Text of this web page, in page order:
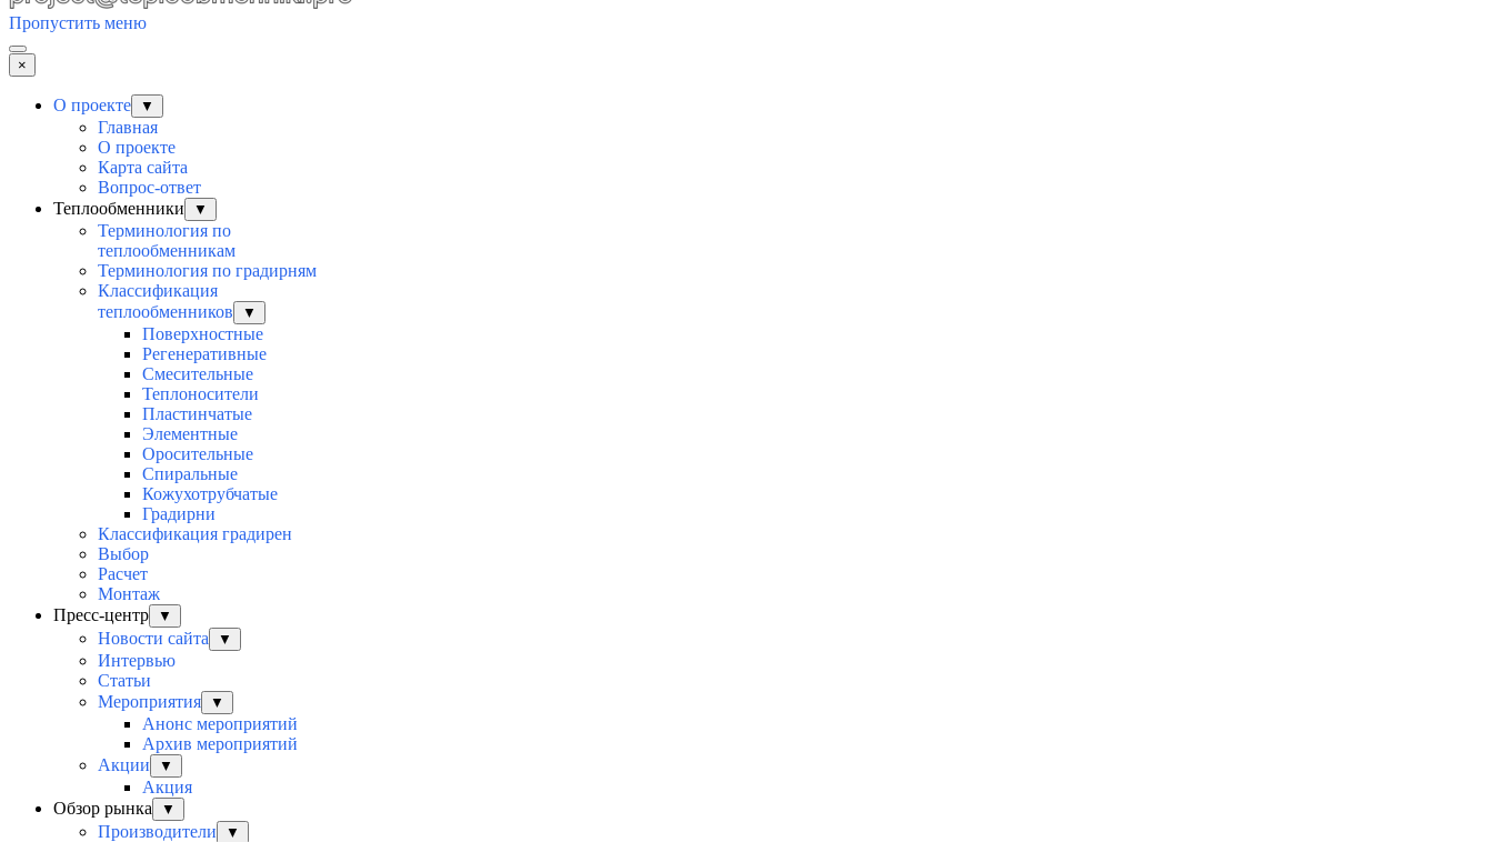
Пропустить меню
×
О проекте ▼
Главная
О проекте
Карта сайта
Вопрос-ответ
Теплообменники
▼
Терминология по
теплообменникам
Терминология по градирням
Классификация
теплообменников
▼
Поверхностные
Регенеративные
Смесительные
Теплоносители
Пластинчатые
Элементные
Оросительные
Спиральные
Кожухотрубчатые
Градирни
Классификация градирен
Выбор
Расчет
Монтаж
Пресс-центр
▼
Новости сайта ▼
Интервью
Статьи
Мероприятия
▼
Анонс мероприятий
Архив мероприятий
Акции
▼
Акция
Обзор рынка
▼
Производители ▼